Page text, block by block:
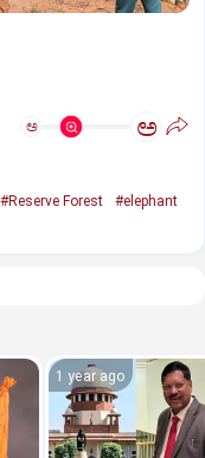
ಅ ಅ
#Reserve Forest
#elephant
1 year ago